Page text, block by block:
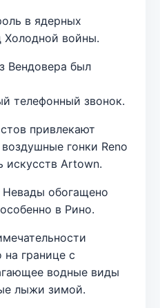
в ядерных
Холодной войны.
Вендовера был
телефонный звонок.
привлекают
гонки Reno
искусств Artown.
Невады обогащено
в Рино.
границе с
водные виды
лыжи зимой.